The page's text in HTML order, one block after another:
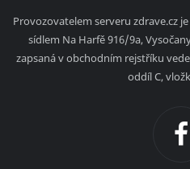
Provozovatelem serveru zdrave.cz
sídlem Na Harfě 916/9a,
zapsaná v obchodním rejstříku
oddíl C,